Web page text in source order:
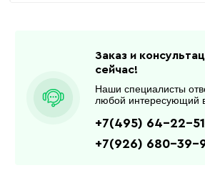
Заказ и
сейчас!
Наши специалисты
любой интересующий
+7(495) 64-22-
+7(926) 680-39-